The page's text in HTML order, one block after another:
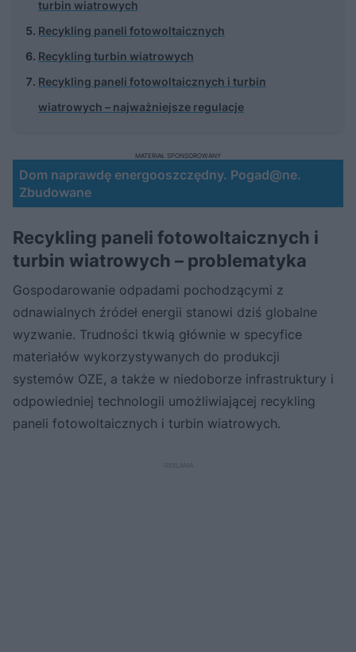
turbin wiatrowych
Recykling paneli fotowoltaicznych
Recykling turbin wiatrowych
Recykling paneli fotowoltaicznych i turbin
wiatrowych – najważniejsze regulacje
Dom naprawdę energooszczędny. Pogad@ne.
Zbudowane
MATERIAŁ SPONSOROWANY
Recykling paneli fotowoltaicznych i
turbin wiatrowych – problematyka
Gospodarowanie odpadami pochodzącymi z
odnawialnych źródeł energii stanowi dziś globalne
wyzwanie. Trudności tkwią głównie w specyfice
materiałów wykorzystywanych do produkcji
systemów OZE, a także w niedoborze infrastruktury i
odpowiedniej technologii umożliwiającej recykling
paneli fotowoltaicznych i turbin wiatrowych.